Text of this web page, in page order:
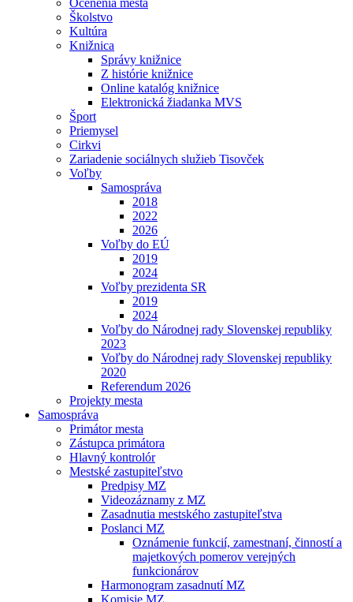
Ocenenia mesta
Školstvo
Kultúra
Knižnica
Správy knižnice
Z histórie knižnice
Online katalóg knižnice
Elektronická žiadanka MVS
Šport
Priemysel
Cirkvi
Zariadenie sociálnych služieb Tisovček
Voľby
Samospráva
2018
2022
2026
Voľby do EÚ
2019
2024
Voľby prezidenta SR
2019
2024
Voľby do Národnej rady Slovenskej republiky
2023
Voľby do Národnej rady Slovenskej republiky
2020
Referendum 2026
Projekty mesta
Samospráva
Primátor mesta
Zástupca primátora
Hlavný kontrolór
Mestské zastupiteľstvo
Predpisy MZ
Videozáznamy z MZ
Zasadnutia mestského zastupiteľstva
Poslanci MZ
Oznámenie funkcií, zamestnaní, činností a
majetkových pomerov verejných
funkcionárov
Harmonogram zasadnutí MZ
Komisie MZ